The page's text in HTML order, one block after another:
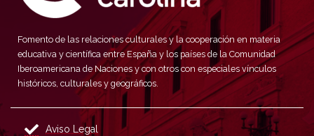
Fomento de las relaciones culturales y la cooperación en materia
educativa y científica entre España y los países de la Comunidad
Iberoamericana de Naciones y con otros con especiales vínculos
históricos, culturales y geográficos.
Aviso Legal